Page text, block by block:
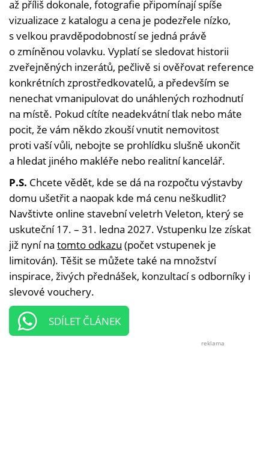
až příliš dokonale, fotografie připomínají spíše
vizualizace z katalogu a cena je podezřele nízko,
s velkou pravděpodobností se jedná právě
o zmíněnou volavku. Vyplatí se sledovat historii
zveřejněných inzerátů, pečlivě si ověřovat reference
konkrétních zprostředkovatelů, a především se
nenechat vmanipulovat do unáhlených rozhodnutí
na místě. Pokud cítíte neadekvátní tlak nebo máte
pocit, že vám někdo zkouší vnutit nemovitost
proti vaší vůli, nebojte se prohlídku slušně ukončit
a hledat jiného makléře nebo realitní kancelář.
P.S. Chcete vědět, kde se dá na rozpočtu výstavby
domu ušetřit a naopak kde má cenu neškudlit?
Navštivte online stavební veletrh Veleton, který se
uskuteční 17. – 31. ledna 2027. Vstupenku lze získat
již nyní na tomto odkazu (počet vstupenek je
limitován). Těšit se můžete také na množství
inspirace, živých přednášek, konzultací s odborníky i
slevové vouchery.
SDÍLET ČLÁNEK
reklama